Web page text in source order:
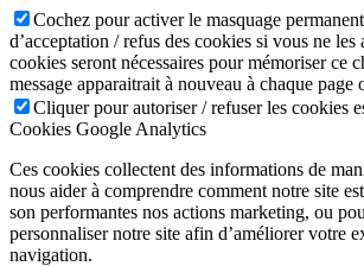
Cochez pour activer le masquage
d’acceptation / refus des cookies si vous ne les
cookies seront nécessaires pour mémoriser ce
message apparaitrait à nouveau à chaque page
Cliquer pour autoriser / refuser les cookies
Cookies Google Analytics
Ces cookies collectent des informations de
nous aider à comprendre comment notre site
son performantes nos actions marketing, ou
personnaliser notre site afin d’améliorer votre
navigation.